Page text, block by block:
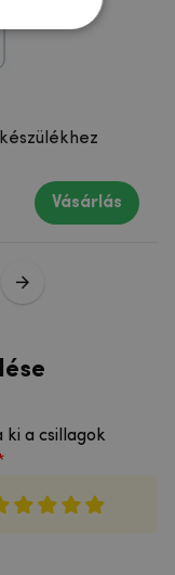
Vásárlás
ki a csillagok